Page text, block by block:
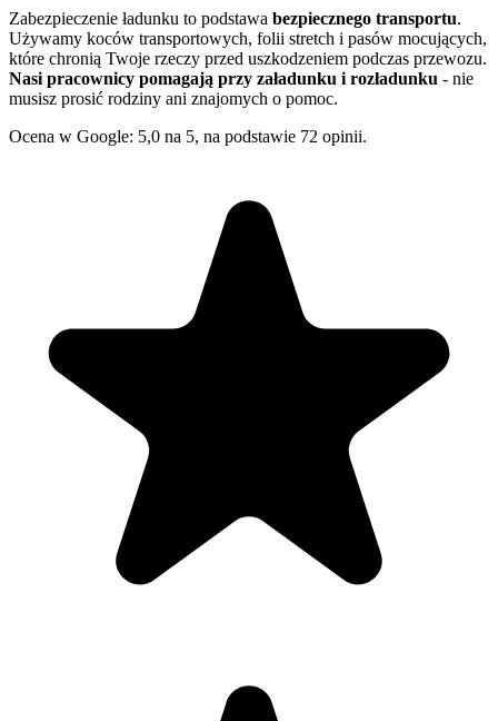
Zabezpieczenie ładunku to podstawa bezpiecznego transportu.
Używamy koców transportowych, folii stretch i pasów mocujących,
które chronią Twoje rzeczy przed uszkodzeniem podczas przewozu.
Nasi pracownicy pomagają przy załadunku i rozładunku - nie
musisz prosić rodziny ani znajomych o pomoc.
Ocena w Google: 5,0 na 5, na podstawie 72 opinii.